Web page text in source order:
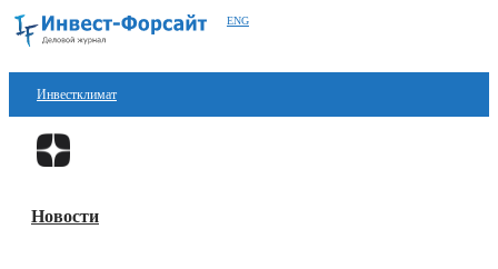
ENG
Инвестклимат
Финансы
Блокчейн
Новости